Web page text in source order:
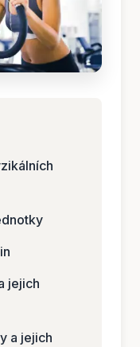
jejich
a jejich